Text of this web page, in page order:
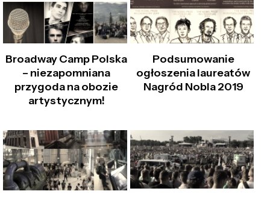
Broadway Camp Polska
– niezapomniana
przygoda na obozie
artystycznym!
Podsumowanie
ogłoszenia laureatów
Nagród Nobla 2019